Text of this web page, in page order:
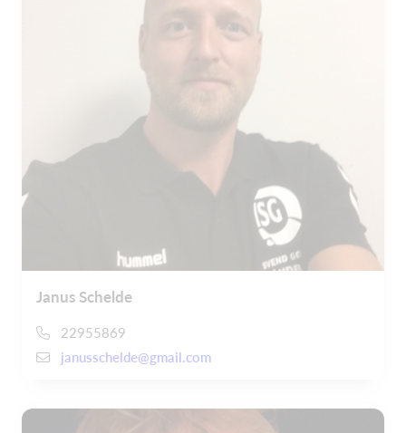
Janus Schelde
22955869
janusschelde@gmail.com